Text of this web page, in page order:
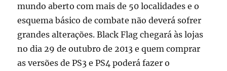
mundo aberto com mais de 50 localidades e o
esquema básico de combate não deverá sofrer
grandes alterações. Black Flag chegará às lojas
no dia 29 de outubro de 2013 e quem comprar
as versões de PS3 e PS4 poderá fazer o